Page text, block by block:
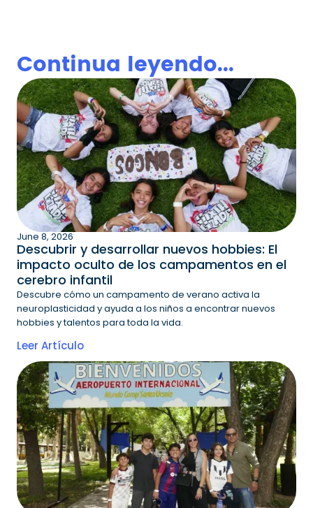
Continua leyendo...
June 8, 2026
Descubrir y desarrollar nuevos hobbies: El
impacto oculto de los campamentos en el
cerebro infantil
Descubre cómo un campamento de verano activa la
neuroplasticidad y ayuda a los niños a encontrar nuevos
hobbies y talentos para toda la vida.
Leer Artículo